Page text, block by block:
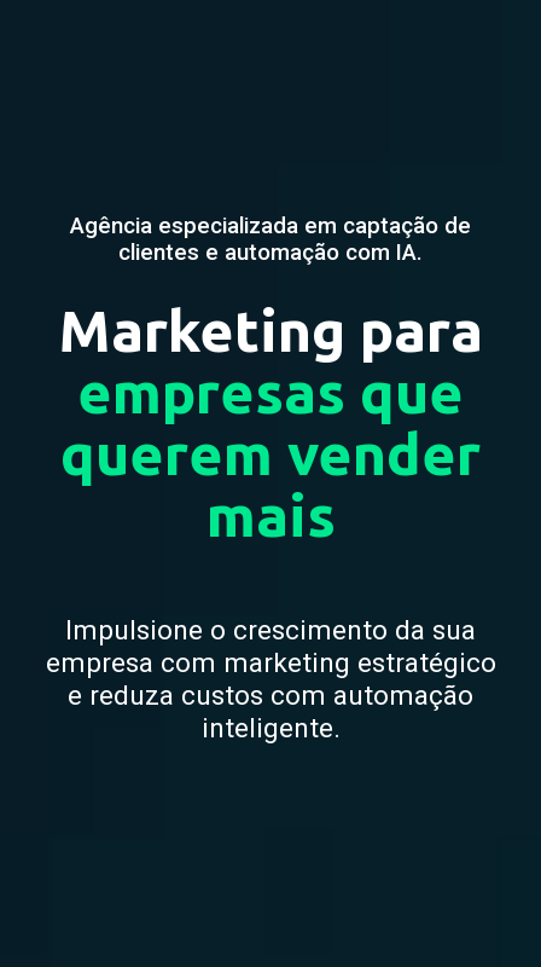
Agência especializada em captação de
clientes e automação com IA.
Marketing para
empresas que
querem vender
mais
Impulsione o crescimento da sua
empresa com marketing estratégico
e reduza custos com automação
inteligente.